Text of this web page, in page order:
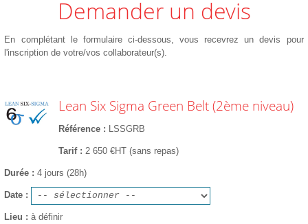
Demander un devis
En complétant le formulaire ci-dessous, vous recevrez un devis pour
l'inscription de votre/vos collaborateur(s).
Lean Six Sigma Green Belt (2ème niveau)
Référence LSSGRB
Tarif 2 650 €HT (sans repas)
Durée 4 jours (28h)
Date
Lieu à définir